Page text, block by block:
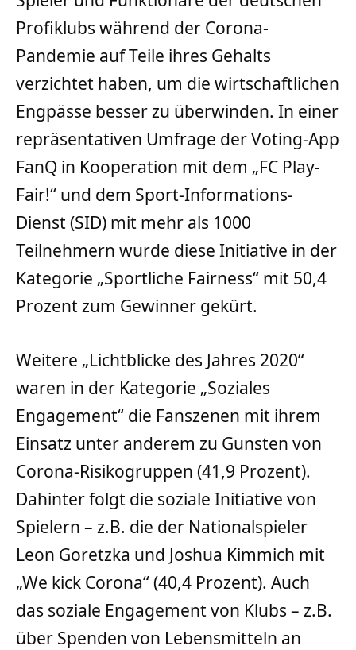
Profiklubs während der Corona-
Pandemie auf Teile ihres Gehalts
verzichtet haben, um die wirtschaftlichen
Engpässe besser zu überwinden. In einer
repräsentativen Umfrage der Voting-App
FanQ in Kooperation mit dem „FC Play-
Fair!“ und dem Sport-Informations-
Dienst (SID) mit mehr als 1000
Teilnehmern wurde diese Initiative in der
Kategorie „Sportliche Fairness“ mit 50,4
Prozent zum Gewinner gekürt.
Weitere „Lichtblicke des Jahres 2020“
waren in der Kategorie „Soziales
Engagement“ die Fanszenen mit ihrem
Einsatz unter anderem zu Gunsten von
Corona-Risikogruppen (41,9 Prozent).
Dahinter folgt die soziale Initiative von
Spielern – z.B. die der Nationalspieler
Leon Goretzka und Joshua Kimmich mit
„We kick Corona“ (40,4 Prozent). Auch
das soziale Engagement von Klubs – z.B.
über Spenden von Lebensmitteln an